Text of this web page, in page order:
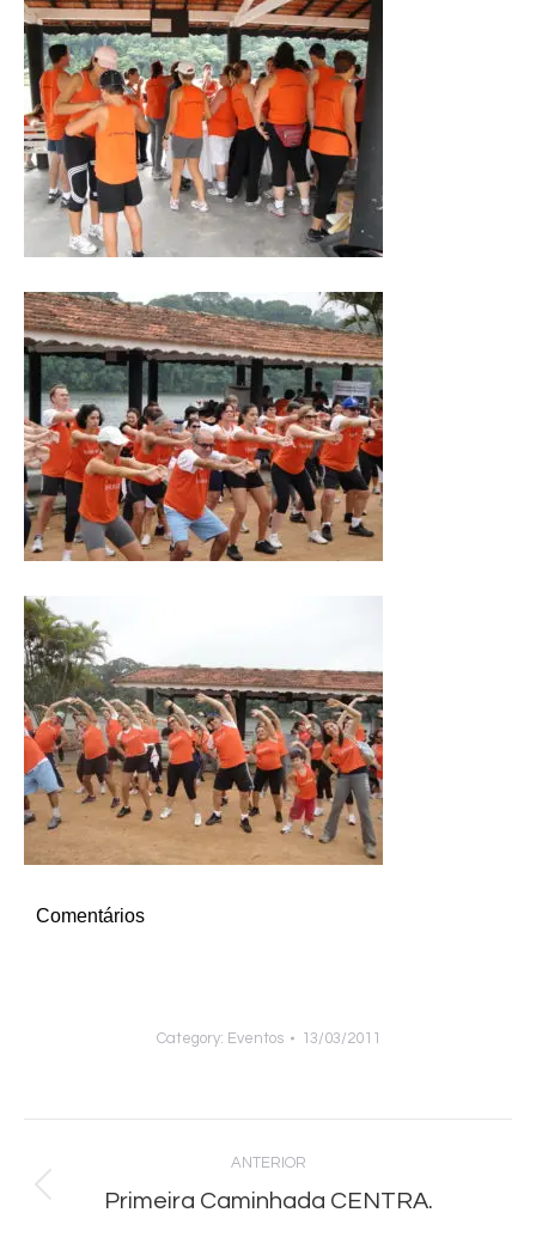
Comentários
Category: Eventos 13/03/2011
de
ANTERIOR
Post
Primeira Caminhada CENTRA.